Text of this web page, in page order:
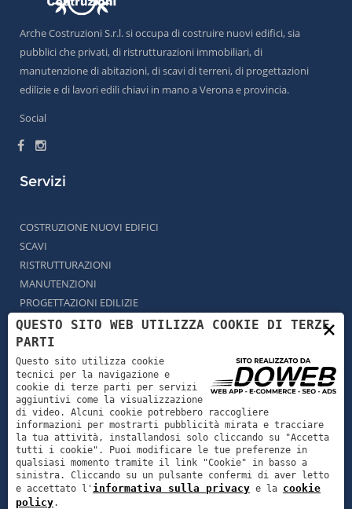
Arche Costruzioni S.r.l. si occupa di costruire nuovi edifici, sia
pubblici che privati, di ristrutturazioni immobiliari, di
manutenzione di abitazioni, di scavi di terreni, di progettazioni
edilizie e di lavori edili chiavi in mano a Verona e provincia.
Social
Servizi
COSTRUZIONE NUOVI EDIFICI
SCAVI
RISTRUTTURAZIONI
MANUTENZIONI
PROGETTAZIONI EDILIZIE
LAVORI EDILI CHIAVI IN MANO
CONTATTI
tel:+39 393 99 13 654
mail:info@archecostruzioni.com
indirizzo: Via Sotto Sengia, 5 Sant'Ambrogio di Valpolicella
×
QUESTO SITO WEB UTILIZZA COOKIE DI TERZE
PARTI
Questo sito utilizza cookie
tecnici per la navigazione e
cookie di terze parti per servizi
aggiuntivi come la visualizzazione
di video. Alcuni cookie potrebbero raccogliere
informazioni per mostrarti pubblicità mirata e tracciare
la tua attività, installandosi solo cliccando su "Accetta
tutti i cookie". Puoi modificare le tue preferenze in
qualsiasi momento tramite il link "Cookie" in basso a
sinistra. Cliccando su un pulsante confermi di aver letto
e accettato l' informativa sulla privacy e la cookie
policy.